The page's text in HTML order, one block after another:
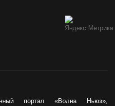
портал «Волна Ньюз»,